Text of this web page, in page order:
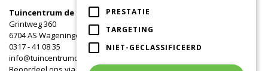
Tuincentrum de Oude Tol
Grintweg 360
6704 AS Wageningen
0317 - 41 08 35
info@tuincentrumdeoudetol.nl
PRESTATIE
TARGETING
NIET-GECLASSIFICEERD